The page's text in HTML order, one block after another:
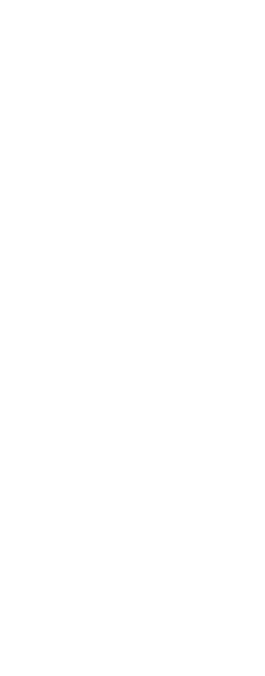
Su conclusión
cabeceras es que la
diría que es algo
administra cada
reflexión sobre su
Puedes ponerte en